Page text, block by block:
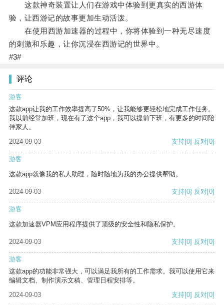
这款神奇装置让人们在游戏中体验到更真实的西游体
验，让西游记的故事更加生动活泼。
在使用西游加速器的过程中，你将体验到一种无尽速度
的刺激和乐趣，让你沉浸在西游记的世界中。
#3#
评论
游客
这款app让我的工作效率提高了50%，让我能够更轻松地完成工作任务。
我以前经常加班，现在有了这个app，我可以提前下班，有更多的时间陪
伴家人。
2024-09-03
支持[0] 反对[0]
游客
这款app就像我的私人助理，随时随地为我的办公提供帮助。
2024-09-03 支持[0] 反对[0]
游客
这款加速器VPM应用程序提供了顶级的安全性和隐私保护。
2024-09-03 支持[0] 反对[0]
游客
这款app的功能非常强大，可以满足我所有的工作需求。我可以使用它来
编辑文档、制作演示文稿、管理日程安排等。
2024-09-03
支持[0] 反对[0]